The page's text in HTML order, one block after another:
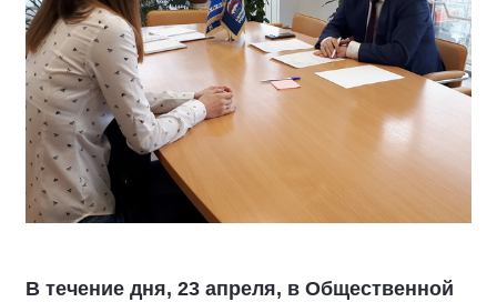
В течение дня, 23 апреля, в Общественной